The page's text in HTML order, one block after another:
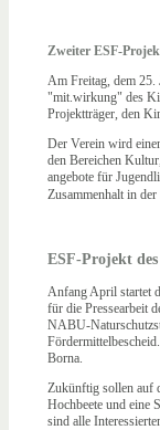
Zweiter ESF-
Am Freitag, dem 25.
"mit.wirkung" des
Projektträger, den
Der Verein wird
den Bereichen
angebote für
Zusammenhalt in
ESF-Projekt
Anfang April startet
für die Pressearbeit
NABU-
Borna.
Zukünftig sollen auf
Hochbeete und eine
sind alle